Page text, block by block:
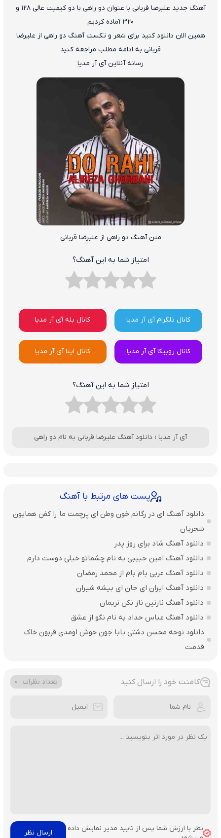
آهنگ جدید علیرضا قربانی با عنوان دو راهی
با دو کیفیت عالی ۱۲۸ و
۳۲۰ آماده کردیم
همین الان دانلود کنید برای شعر و تکست آهنگ دو راهی از علیرضا
قربانی به ادامه مطلب مراجعه کنید
رسانه آنلاین آی آر مدیا
متن آهنگ دو راهی از علیرضا قربانی
امتیاز شما به این آهنگ؟
کانال تلگرام آی آر مدیا کانال بله آی آر مدیا
کانال روبیکا آی آر مدیا کانال ایتا آی آر مدیا
امتیاز شما به این آهنگ؟
آی آر مدیا › دانلود آهنگ علیرضا قربانی به نام دو راهی
پست های مرتبط با آهنگ
دانلود آهنگ ای در رگانم خون وطن ای پرچمت ما را کفن همایون
شجریان
دانلود آهنگ شاد برای روز پدر
دانلود آهنگ امین حبیبی به نام چشماتو خیلی دوست دارم
دانلود آهنگ عربی بام بام از محمد رمضان
دانلود آهنگ ایران ای جان ای بیشه شیران
دانلود آهنگ نازنین ناز نکن نریمان
دانلود آهنگ عباس حداد به نام نگو از عشق
دانلود نوحه محسن دشتی بابا جون خوش اومدی قربون خاک
قدمت
کامنت خود را ارسال کنید تعداد نظرات : 0
نظر با ارزش شما پس از تایید مدیر نمایش داده